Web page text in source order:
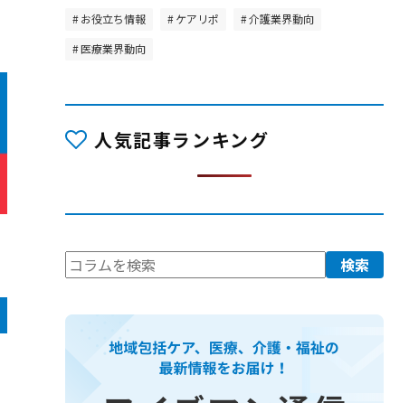
お役立ち情報 ケアリポ
介護業界動向
医療業界動向
人気記事ランキング
検
検索